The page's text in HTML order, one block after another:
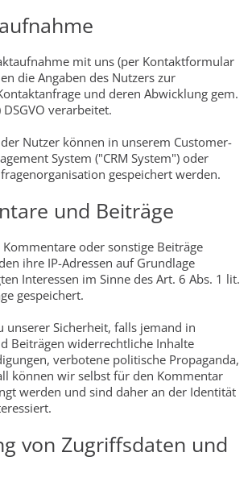
mit uns (per Kontaktformular
die Angaben des Nutzers zur
und deren Abwicklung gem.
verarbeitet.
Nutzer können in unserem Customer-
System ("CRM System") oder
gespeichert werden.
und Beiträge
oder sonstige Beiträge
ihre IP-Adressen auf Grundlage
Interessen im Sinne des Art. 6 Abs. 1 lit.
gespeichert.
unserer Sicherheit, falls jemand in
Beiträgen widerrechtliche Inhalte
verbotene politische Propaganda,
können wir selbst für den Kommentar
werden und sind daher an der Identität
von Zugriffsdaten und